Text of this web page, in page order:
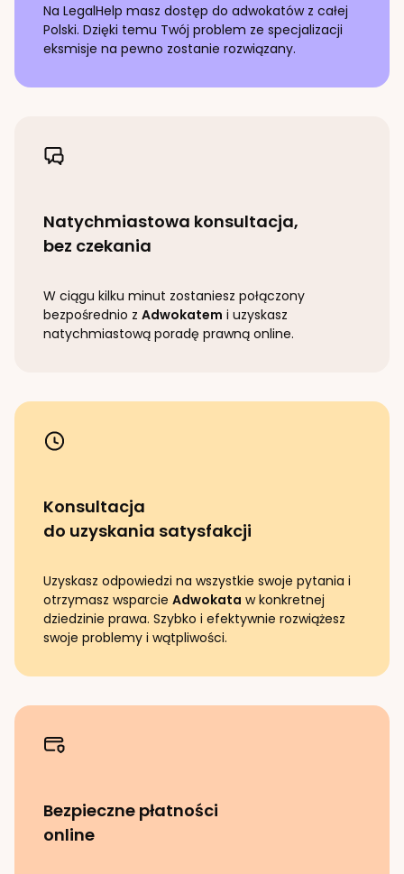
Na LegalHelp masz dostęp do adwokatów z całej
Polski. Dzięki temu Twój problem ze specjalizacji
eksmisje na pewno zostanie rozwiązany.
Natychmiastowa konsultacja,
bez czekania
W ciągu kilku minut zostaniesz połączony
bezpośrednio z Adwokatem i uzyskasz
natychmiastową poradę prawną online.
Konsultacja
do uzyskania satysfakcji
Uzyskasz odpowiedzi na wszystkie swoje pytania i
otrzymasz wsparcie Adwokata w konkretnej
dziedzinie prawa. Szybko i efektywnie rozwiążesz
swoje problemy i wątpliwości.
Bezpieczne płatności
online